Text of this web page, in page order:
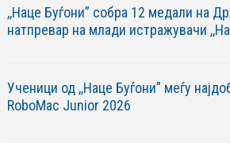
,,Наце Буѓони” собра 12 медали на
натпревар на млади истражувачи
Ученици од ,,Наце Буѓони” меѓу
RoboМac Junior 2026